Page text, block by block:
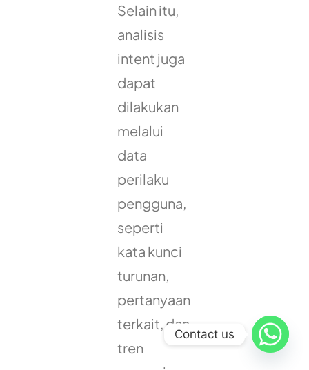
Selain itu,
analisis
intent juga
dapat
dilakukan
melalui
data
perilaku
pengguna,
seperti
kata kunci
turunan,
pertanyaan
terkait, dan
tren
Contact us